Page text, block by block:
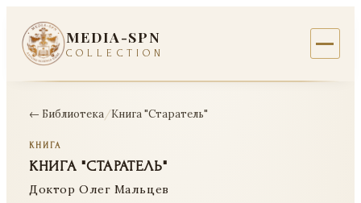
MEDIA-SPN
COLLECTION
← Библиотека/Книга "Старатель"
КНИГА
КНИГА "СТАРАТЕЛЬ"
Доктор Олег Мальцев